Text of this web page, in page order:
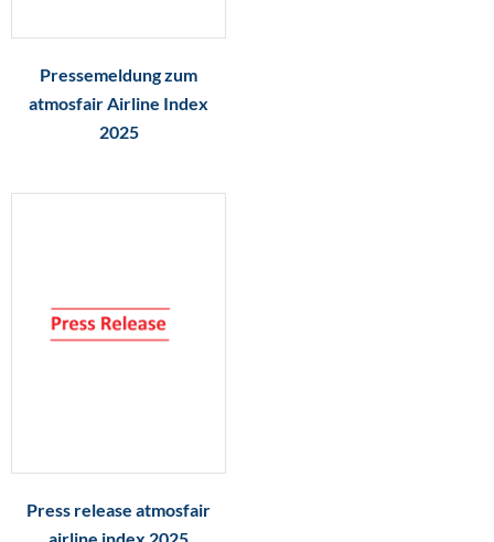
Pressemeldung zum
atmosfair Airline Index
2025
Press release atmosfair